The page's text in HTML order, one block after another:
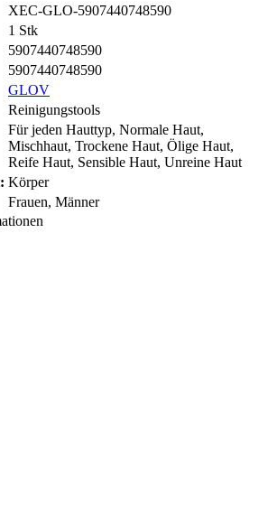
XEC-GLO-5907440748590
1 Stk
5907440748590
5907440748590
GLOV
Reinigungstools
Für jeden Hauttyp, Normale Haut,
Mischhaut, Trockene Haut, Ölige Haut,
Reife Haut, Sensible Haut, Unreine Haut
Körper
Frauen, Männer